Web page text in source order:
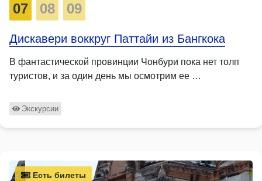
07 08 09
Дискавери воккруг Паттайи из Бангкока
В фантастической провинции Чонбури пока нет толп
туристов, и за один день мы осмотрим ее …
Экскурсии
Есть билеты